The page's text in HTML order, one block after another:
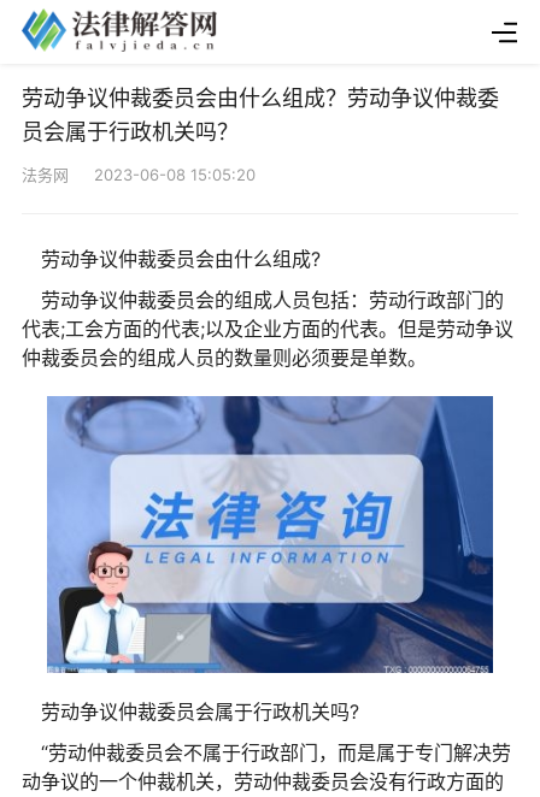
劳动争议仲裁委员会由什么组成？劳动争议仲裁委
员会属于行政机关吗？
法务网 2023-06-08 15:05:20
劳动争议仲裁委员会由什么组成?
劳动争议仲裁委员会的组成人员包括：劳动行政部门的
代表;工会方面的代表;以及企业方面的代表。但是劳动争议
仲裁委员会的组成人员的数量则必须要是单数。
劳动争议仲裁委员会属于行政机关吗?
“劳动仲裁委员会不属于行政部门，而是属于专门解决劳
动争议的一个仲裁机关，劳动仲裁委员会没有行政方面的